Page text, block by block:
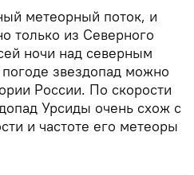
метеорный поток, и
только из Северного
ночи над северным
звездопад можно
России. По скорости
Урсиды очень схож с
и частоте его метеоры